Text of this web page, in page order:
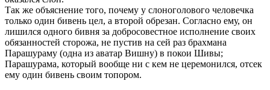
Так же объяснение того, почему у слоноголового человечка
только один бивень цел, а второй обрезан. Согласно ему, он
лишился одного бивня за добросовестное исполнение своих
обязанностей сторожа, не пустив на сей раз брахмана
Парашураму (одна из аватар Вишну) в покои Шивы;
Парашурама, который вообще ни с кем не церемонился, отсек
ему один бивень своим топором.